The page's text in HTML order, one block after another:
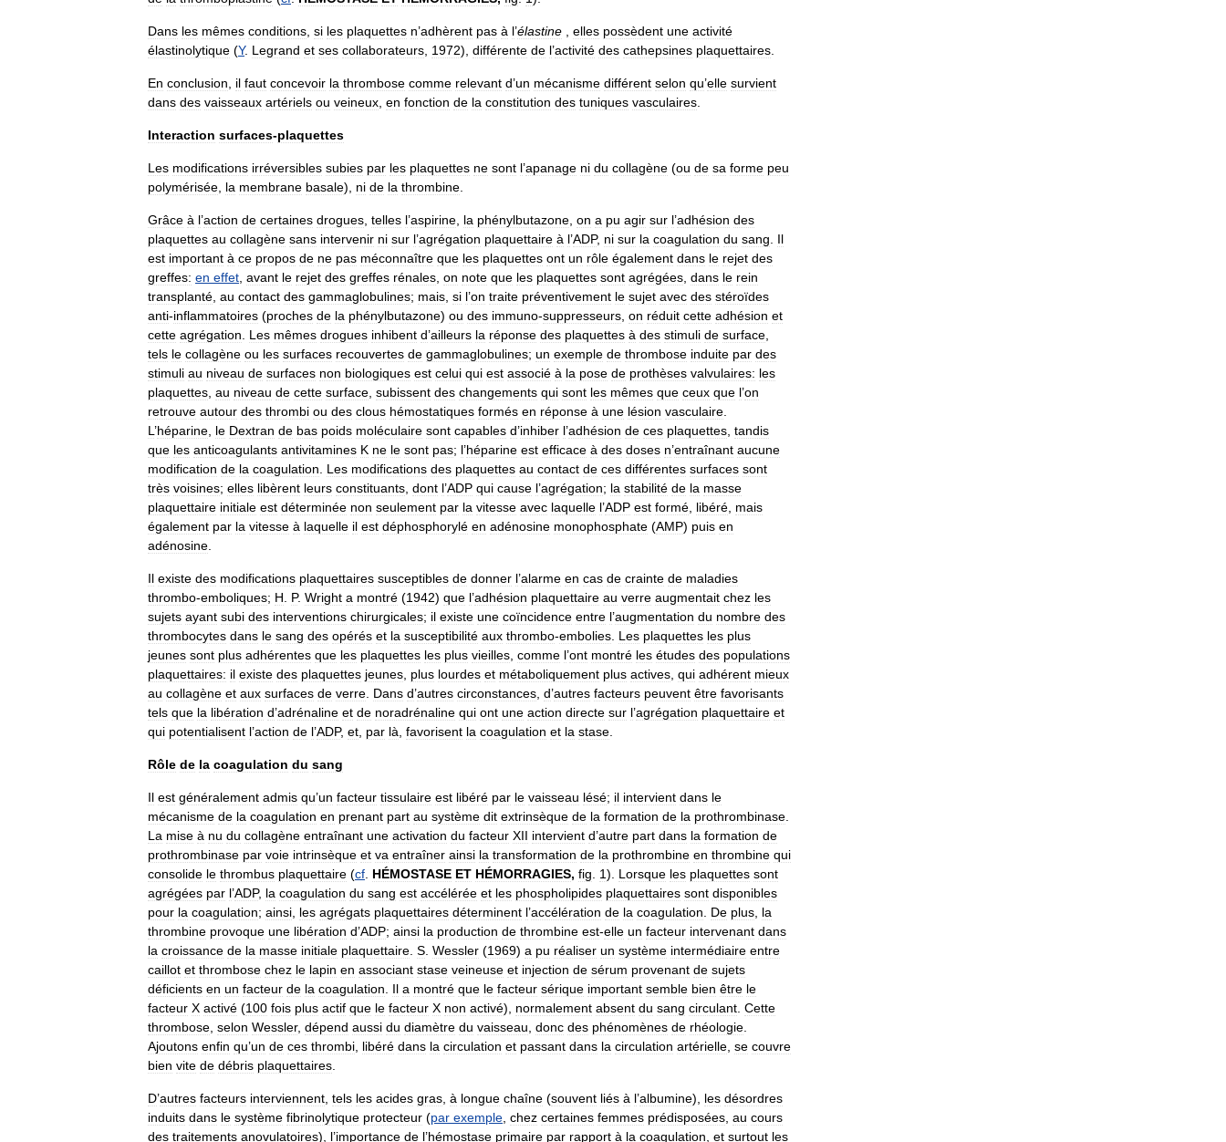
Dans les mêmes conditions si les plaquettes n’adhèrent pas à l’élastine elles possèdent une activité
élastinolytique (Y. Legrand et ses collaborateurs 1972), différente de l’activité des cathepsines plaquettaires
En conclusion il faut concevoir la thrombose comme relevant d’un mécanisme différent selon qu’elle survient
dans des vaisseaux artériels ou veineux en fonction de la constitution des tuniques vasculaires
Interaction surfaces-plaquettes
Les modifications irréversibles subies par les plaquettes ne sont l’apanage ni du collagène (ou de sa forme peu
polymérisée la membrane basale), ni de la thrombine
Grâce à l’action de certaines drogues telles l’aspirine la phénylbutazone on a pu agir sur l’adhésion des
plaquettes au collagène sans intervenir ni sur l’agrégation plaquettaire à l’ADP, ni sur la coagulation du sang
Il
est important à ce propos de ne pas méconnaître que les plaquettes ont un rôle également dans le rejet des
greffes: en effet avant le rejet des greffes rénales on note que les plaquettes sont agrégées dans le rein
transplanté au contact des gammaglobulines; mais si l’on traite préventivement le sujet avec des stéroïdes
anti-inflammatoires (proches de la phénylbutazone) ou des immuno-suppresseurs on réduit cette adhésion et
cette agrégation Les mêmes drogues inhibent d’ailleurs la réponse des plaquettes à des stimuli de surface
tels le collagène ou les surfaces recouvertes de gammaglobulines; un exemple de thrombose induite par des
stimuli au niveau de surfaces non biologiques est celui qui est associé à la pose de prothèses valvulaires: les
plaquettes au niveau de cette surface subissent des changements qui sont les mêmes que ceux que l’on
retrouve autour des thrombi ou des clous hémostatiques formés en réponse à une lésion vasculaire
L ’héparine le Dextran de bas poids moléculaire sont capables d’inhiber l’adhésion de ces plaquettes tandis
que les anticoagulants antivitamines K ne le sont pas; l’héparine est efficace à des doses n’entraînant aucune
modification de la coagulation Les modifications des plaquettes au contact de ces différentes surfaces sont
très voisines; elles libèrent leurs constituants dont l’ADP qui cause l’agrégation; la stabilité de la masse
plaquettaire initiale est déterminée non seulement par la vitesse avec laquelle l’ADP est formé libéré mais
également par la vitesse à laquelle il est déphosphorylé en adénosine monophosphate (AMP) puis en
adénosine
Il existe des modifications plaquettaires susceptibles de donner l’alarme en cas de crainte de maladies
thrombo-emboliques; H P. Wright a montré (1942) que l’adhésion plaquettaire au verre augmentait chez les
sujets ayant subi des interventions chirurgicales; il existe une coïncidence entre l’augmentation du nombre des
thrombocytes dans le sang des opérés et la susceptibilité aux thrombo-embolies Les plaquettes les plus
jeunes sont plus adhérentes que les plaquettes les plus vieilles comme l’ont montré les études des populations
plaquettaires: il existe des plaquettes jeunes plus lourdes et métaboliquement plus actives qui adhérent mieux
au collagène et aux surfaces de verre Dans d’autres circonstances d’autres facteurs peuvent être favorisants
tels que la libération d’adrénaline et de noradrénaline qui ont une action directe sur l’agrégation plaquettaire et
qui potentialisent l’action de l’ADP, et par là favorisent la coagulation et la stase
Rôle de la coagulation du sang
Il est généralement admis qu’un facteur tissulaire est libéré par le vaisseau lésé; il intervient dans le
mécanisme de la coagulation en prenant part au système dit extrinsèque de la formation de la prothrombinase
La mise à nu du collagène entraînant une activation du facteur XII intervient d’autre part dans la formation de
prothrombinase par voie intrinsèque et va entraîner ainsi la transformation de la prothrombine en thrombine qui
consolide le thrombus plaquettaire (cf HÉMOSTASE ET HÉMORRAGIES, fig 1). Lorsque les plaquettes sont
agrégées par l’ADP, la coagulation du sang est accélérée et les phospholipides plaquettaires sont disponibles
pour la coagulation; ainsi les agrégats plaquettaires déterminent l’accélération de la coagulation De plus la
thrombine provoque une libération d’ADP; ainsi la production de thrombine est-elle un facteur intervenant dans
la croissance de la masse initiale plaquettaire S Wessler (1969) a pu réaliser un système intermédiaire entre
caillot et thrombose chez le lapin en associant stase veineuse et injection de sérum provenant de sujets
déficients en un facteur de la coagulation Il a montré que le facteur sérique important semble bien être le
facteur X activé (100 fois plus actif que le facteur X non activé), normalement absent du sang circulant Cette
thrombose selon Wessler, dépend aussi du diamètre du vaisseau donc des phénomènes de rhéologie
Ajoutons enfin qu’un de ces thrombi libéré dans la circulation et passant dans la circulation artérielle se couvre
bien vite de débris plaquettaires
D’autres facteurs interviennent tels les acides gras à longue chaîne (souvent liés à l’albumine), les désordres
induits dans le système fibrinolytique protecteur (par exemple chez certaines femmes prédisposées au cours
des traitements anovulatoires), l’importance de l’hémostase primaire par rapport à la coagulation et surtout les